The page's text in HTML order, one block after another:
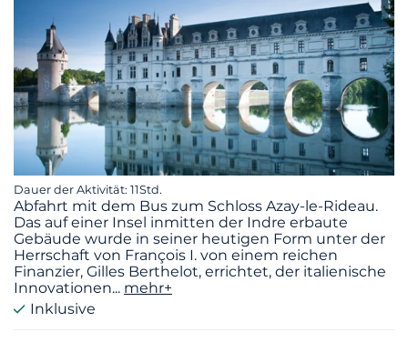
Dauer der Aktivität: 11Std.
Abfahrt mit dem Bus zum Schloss Azay-le-Rideau.
Das auf einer Insel inmitten der Indre erbaute
Gebäude wurde in seiner heutigen Form unter der
Herrschaft von François I. von einem reichen
Finanzier, Gilles Berthelot, errichtet, der italienische
Innovationen... mehr+
Inklusive